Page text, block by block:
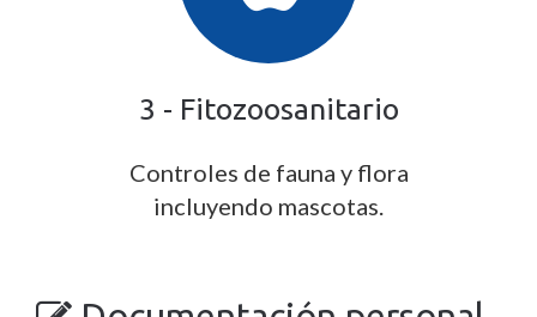
3 - Fitozoosanitario
Controles de fauna y flora
incluyendo mascotas.